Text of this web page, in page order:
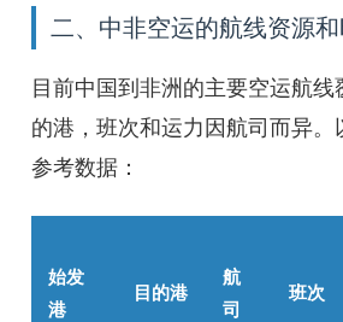
二、中非空运的航线资源
目前中国到非洲的主要空运航线
的港，班次和运力因航司而异。
参考数据：
始发
港
目的港
航
司
班次